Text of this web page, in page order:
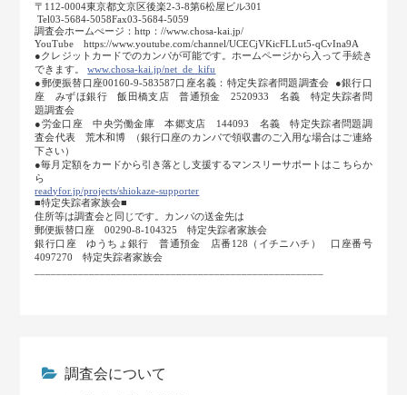
〒112-0004東京都文京区後楽2-3-8第6松屋ビル301
Tel03-5684-5058Fax03-5684-5059
調査会ホームぺージ：http：//www.chosa-kai.jp/
YouTube https://www.youtube.com/channel/UCECjVKicFLLut5-qCvIna9A
●クレジットカードでのカンパが可能です。ホームページから入って手続き
できます。www.chosa-kai.jp/net_de_kifu
●郵便振替口座00160-9-583587口座名義：特定失踪者問題調査会 ●銀行口
座 みずほ銀行 飯田橋支店 普通預金 2520933 名義 特定失踪者問
題調査会
●労金口座 中央労働金庫 本郷支店 144093 名義 特定失踪者問題調
査会代表 荒木和博 （銀行口座のカンパで領収書のご入用な場合はご連絡
下さい）
●毎月定額をカードから引き落とし支援するマンスリーサポートはこちらか
ら
readyfor.jp/projects/shiokaze-supporter
■特定失踪者家族会■
住所等は調査会と同じです。カンパの送金先は
郵便振替口座 00290-8-104325 特定失踪者家族会
銀行口座 ゆうちょ銀行 普通預金 店番128（イチニハチ） 口座番号
4097270 特定失踪者家族会
調査会について